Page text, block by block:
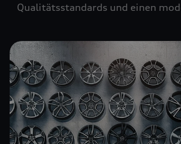
Qualitätsstandards und einen